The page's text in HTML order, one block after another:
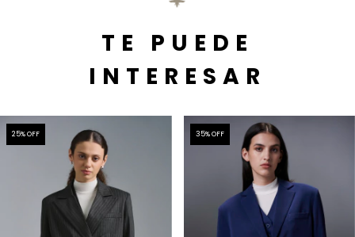
TE PUEDE
INTERESAR
25% OFF 35% OFF